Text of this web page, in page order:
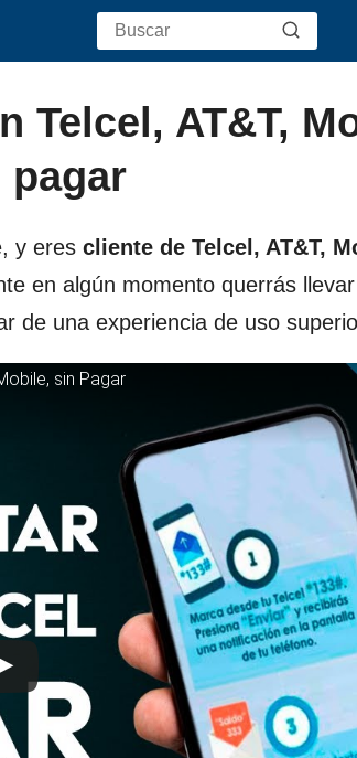
Telcel, AT&T,
pagar
y eres cliente de Telcel, AT&T,
en algún momento querrás
de una experiencia de uso
sin Pagar